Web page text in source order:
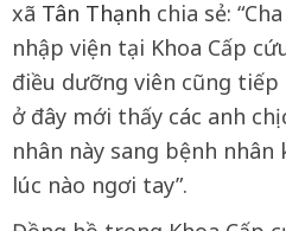
xã Tân Thạnh chia sẻ:
nhập viện tại Khoa Cấp
điều dưỡng viên cũng
ở đây mới thấy các anh
nhân này sang bệnh nhân
lúc nào ngơi tay”.